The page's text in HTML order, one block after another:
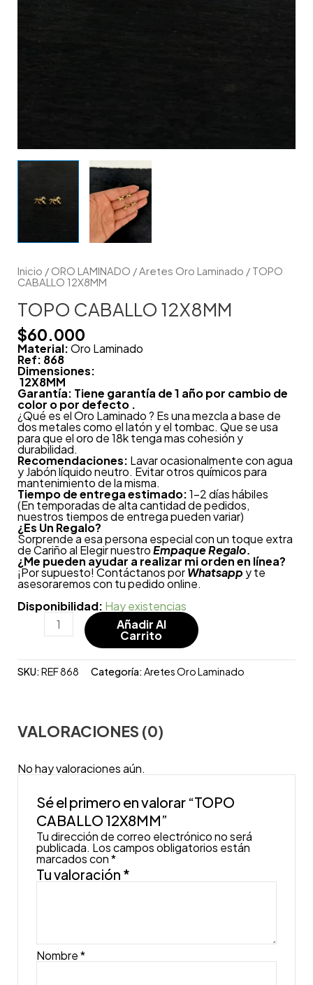
Inicio / ORO LAMINADO /Aretes Oro Laminado / TOPO
CABALLO 12X8MM
TOPO CABALLO 12X8MM
$60.000
Material:Oro Laminado
Ref: 868
Dimensiones:
12X8MM
Garantía: Tiene garantía de 1 año por cambio de
color o por defecto .
¿Qué es el Oro Laminado ? Es una mezcla a base de
dos metales como el latón y el tombac. Que se usa
para que el oro de 18k tenga mas cohesión y
durabilidad.
Recomendaciones: Lavar ocasionalmente con agua
y Jabón líquido neutro. Evitar otros químicos para
mantenimiento de la misma.
Tiempo de entrega estimado:1-2 días hábiles
(En temporadas de alta cantidad de pedidos,
nuestros tiempos de entrega pueden variar)
¿Es Un Regalo?
Sorprende a esa persona especial con un toque extra
de Cariño al Elegir nuestroEmpaque Regalo.
¿Me pueden ayudar a realizar mi orden en línea?
¡Por supuesto! Contáctanos porWhatsapp y te
asesoraremos con tu pedido online.
Disponibilidad: Hay existencias
Añadir Al
Carrito
SKU:REF 868 Categoría: Aretes Oro Laminado
VALORACIONES (0)
No hay valoraciones aún.
Sé el primero en valorar “TOPO
CABALLO 12X8MM”
Tu dirección de correo electrónico no será
publicada. Los campos obligatorios están
marcados con*
Tu valoración *
Nombre*